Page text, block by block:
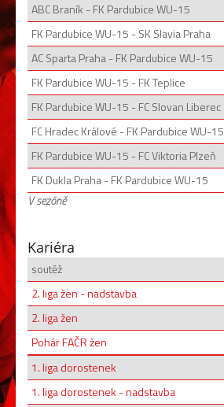
ABC Braník - FK Pardubice WU-15
FK Pardubice WU-15 - SK Slavia Praha
AC Sparta Praha - FK Pardubice WU-15
FK Pardubice WU-15 - FK Teplice
FK Pardubice WU-15 - FC Slovan Liberec
FC Hradec Králové - FK Pardubice WU-15
FK Pardubice WU-15 - FC Viktoria Plzeň
FK Dukla Praha - FK Pardubice WU-15
V sezóně
Kariéra
soutěž
2. liga žen - nadstavba
2. liga žen
Pohár FAČR žen
1. liga dorostenek
1. liga dorostenek - nadstavba